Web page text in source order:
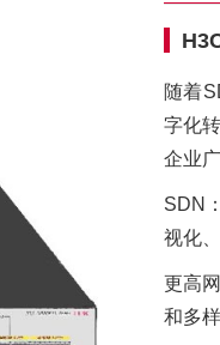
随着
字化
企业
SDN
视化
更高
和多